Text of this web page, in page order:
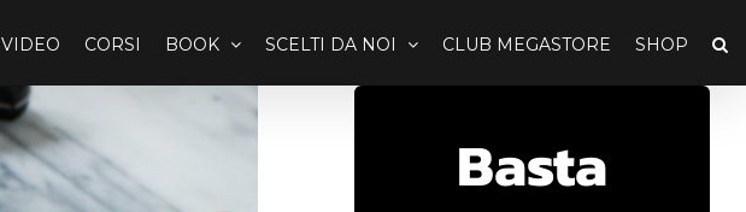
VIDEO CORSI BOOK SCELTI DA NOI CLUB MEGASTORE SHOP
Basta